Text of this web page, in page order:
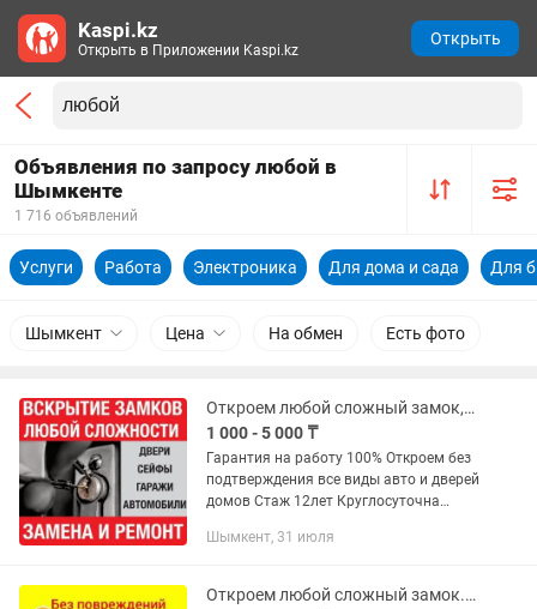
Объявления по запросу любой в
Шымкенте
1 716 объявлений
Услуги Работа Электроника Для дома и сада Для
Шымкент Цена На обмен Есть фото
Откроем любой сложный замок,есик ашу,бузу,ауыстыру,взлом дверь,авто ашу,
1 000 - 5 000 ₸
Гарантия на работу 100% Откроем без
подтверждения все виды авто и дверей
домов Стаж 12лет Круглосуточна
выезд:быстро и качественно
Шымкент, 31 июля
Откроем любой сложный замок.есик ашу.бузу.килт ауыстыру .взлом дверь.авто а
Kaspi.kz
Открыть в Приложении Kaspi.kz
Открыть